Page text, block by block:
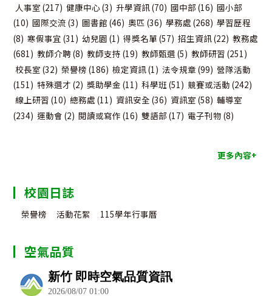
人事室 (217) 健康中心(3) 升學資訊(70) 國中部 (16) 國小部
(10) 國際交流 (3) 圖書館 (46) 奧匹 (36) 學務處 (268) 學習歷程
(8) 寒假事宜 (31) 幼兒園 (1) 得獎名單 (57) 招生資訊(22) 教務處
(681) 教師介聘(8) 教師支持 (19) 教師甄選 (5) 教師研習 (251)
校長室 (32) 榮譽榜 (186) 檢定資訊(1) 法令規章 (99) 營隊活動
(151) 特殊選才 (2) 獎助學金 (11) 科學班(51) 競賽或活動 (242)
線上研習 (10) 總務處 (11) 資訊安全 (36) 資訊室 (58) 輔導室
(234) 運動會 (2) 閱讀或寫作 (16) 雙語部 (17) 電子刊物 (8)
更多內容+
校園日誌
榮譽榜 活動花絮 115學年行事曆
空氣品質